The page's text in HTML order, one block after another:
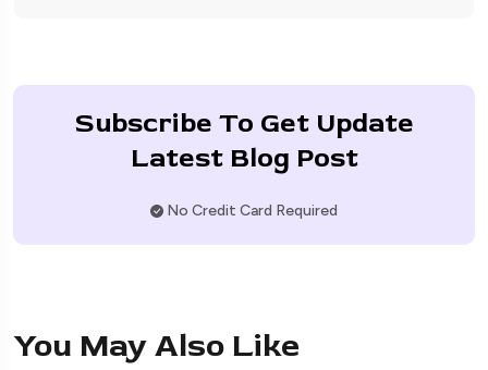
Subscribe To Get Update
Latest Blog Post
No Credit Card Required
You May Also Like